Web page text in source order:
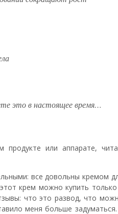
это в настоящее время…
или аппарате,
все довольны кремом
крем можно купить
что это развод, что
меня больше